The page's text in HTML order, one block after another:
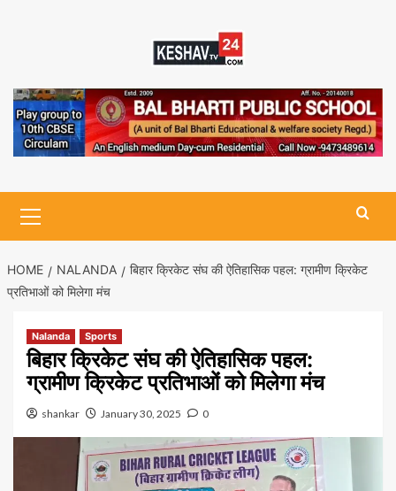
Menu
HOME NALANDA
बिहार क्रिकेट संघ की ऐतिहासिक पहल: ग्रामीण क्रिकेट
प्रतिभाओं को मिलेगा मंच
Nalanda Sports
बिहार क्रिकेट संघ की ऐतिहासिक पहल:
ग्रामीण क्रिकेट प्रतिभाओं को मिलेगा मंच
shankar January 30, 2025 0